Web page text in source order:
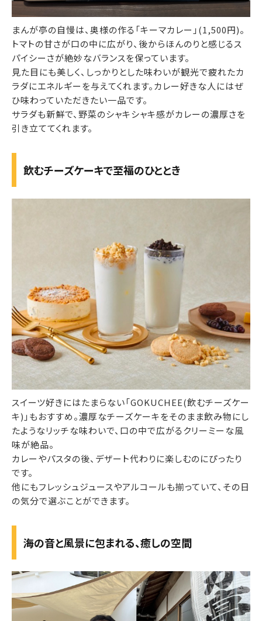
まんが亭の自慢は、奥様の作る「キーマカレー」(1,500円)。
トマトの甘さが口の中に広がり、後からほんのりと感じるス
パイシーさが絶妙なバランスを保っています。
見た目にも美しく、しっかりとした味わいが観光で疲れたカ
ラダにエネルギーを与えてくれます。カレー好きな人にはぜ
ひ味わっていただきたい一品です。
サラダも新鮮で、野菜のシャキシャキ感がカレーの濃厚さを
引き立ててくれます。
飲むチーズケーキで至福のひととき
スイーツ好きにはたまらない「GOKUCHEE(飲むチーズケー
キ)」もおすすめ。濃厚なチーズケーキをそのまま飲み物にし
たようなリッチな味わいで、口の中で広がるクリーミーな風
味が絶品。
カレーやパスタの後、デザート代わりに楽しむのにぴったり
です。
他にもフレッシュジュースやアルコールも揃っていて、その日
の気分で選ぶことができます。
海の音と風景に包まれる、癒しの空間